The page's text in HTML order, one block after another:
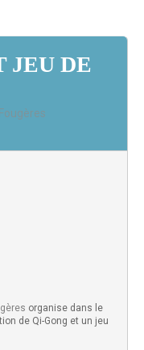
JEU DE
organise dans le
de Qi-Gong et un jeu